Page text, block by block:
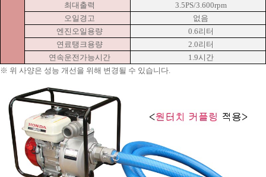
최대출력
3.5PS/3.600rpm
오일경고
없음
엔진오일용량
0.6리터
연료탱크용량
2.0리터
연속운전가능시간
1.9시간
※ 위 사양은 성능 개선을 위해 변경될 수 있습니다.